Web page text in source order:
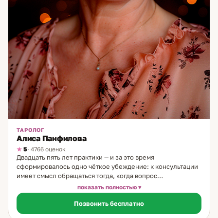
ТАРОЛОГ
Алиса Панфилова
5· 4766 оценок
Двадцать пять лет практики — и за это время
сформировалось одно чёткое убеждение: к консультации
имеет смысл обращаться тогда, когда вопрос
действительно важен и человек готов воспринять честный
ответ, а не только услышать то, что хочется. Я практикую
Таро 25 лет. Работаю с реальными ситуациями —
отношения в паре и семье, карьера и бизнес, финансовые
показать полностью
Позвонить бесплатно